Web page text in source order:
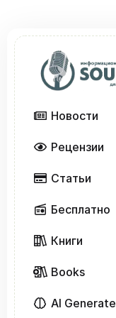
Новости
Рецензии
Статьи
Бесплатно
Книги
Books
AI Generate